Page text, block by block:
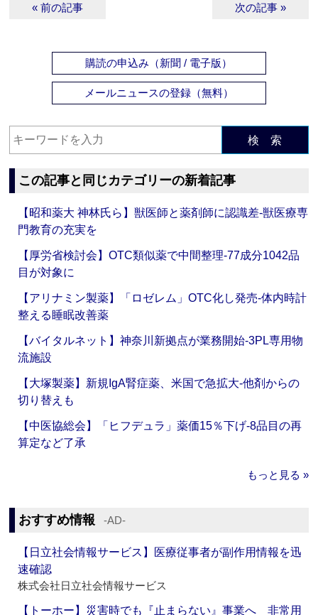
« 前の記事 次の記事 »
購読の申込み（新聞 / 電子版）
メールニュースの登録（無料）
検 索
この記事と同じカテゴリーの新着記事
【昭和薬大 神林氏ら】獣医師と薬剤師に認識差‐獣医療専
門教育の充実を
【厚労省検討会】OTC類似薬で中間整理‐77成分1042品
目が対象に
【アリナミン製薬】「ロゼレム」OTC化し発売‐体内時計
整える睡眠改善薬
【バイタルネット】神奈川新拠点が業務開始‐3PL専用物
流施設
【大塚製薬】新規IgA腎症薬、米国で急拡大‐他剤からの
切り替えも
【中医協総会】「ヒフデュラ」薬価15％下げ‐8品目の再
算定など了承
もっと見る »
おすすめ情報 ‐AD‐
【日立社会情報サービス】医療従事者が副作用情報を迅
速確認
株式会社日立社会情報サービス
【トーホー】災害時でも『止まらない』事業へ 非常用